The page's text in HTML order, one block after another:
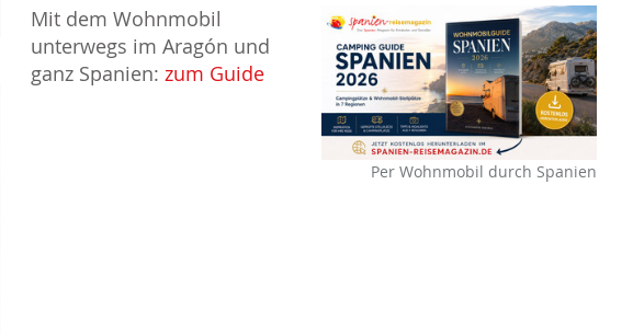
Per Wohnmobil durch Spanien
Mit dem Wohnmobil
unterwegs im Aragón und
ganz Spanien: zum Guide